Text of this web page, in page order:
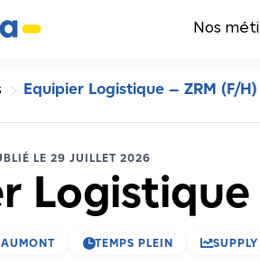
Nos
5 Equipier Logistique – ZRM (F/H)
LE 29 JUILLET 2026
Logistique
TEMPS PLEIN 